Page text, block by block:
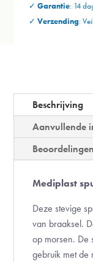
✓Garantie: 14
✓Verzending:
Beschrijving
Aanvullende
Mediplast
Deze stevige
van braaksel.
op morsen. De
gebruik met